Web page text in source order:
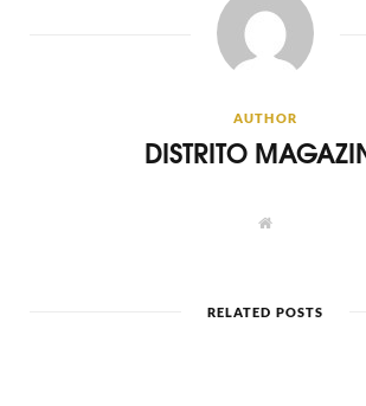
AUTHOR
DISTRITO
W
RELATED POSTS